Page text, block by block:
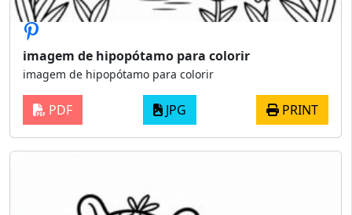
imagem de hipopótamo para colorir
imagem de hipopótamo para colorir
PDF JPG PRINT